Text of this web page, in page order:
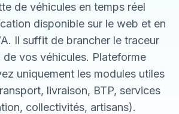
de véhicules en temps réel
disponible sur le web et en
Il suffit de brancher le traceur
de vos véhicules. Plateforme
uniquement les modules utiles
livraison, BTP, services
collectivités, artisans).